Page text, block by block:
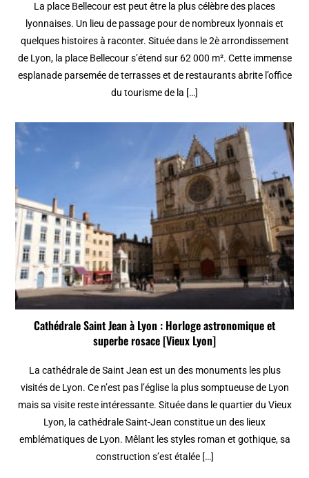
La place Bellecour est peut être la plus célèbre des places
lyonnaises. Un lieu de passage pour de nombreux lyonnais et
quelques histoires à raconter. Située dans le 2è arrondissement
de Lyon, la place Bellecour s’étend sur 62 000 m². Cette immense
esplanade parsemée de terrasses et de restaurants abrite l’office
du tourisme de la […]
Cathédrale Saint Jean à Lyon : Horloge astronomique et
superbe rosace [Vieux Lyon]
La cathédrale de Saint Jean est un des monuments les plus
visités de Lyon. Ce n’est pas l’église la plus somptueuse de Lyon
mais sa visite reste intéressante. Située dans le quartier du Vieux
Lyon, la cathédrale Saint-Jean constitue un des lieux
emblématiques de Lyon. Mêlant les styles roman et gothique, sa
construction s’est étalée […]